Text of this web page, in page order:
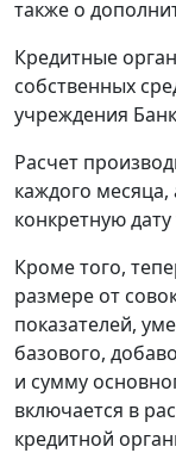
также о
Кредитные
собственных
учреждения
Расчет
каждого месяца,
конкретную
Кроме того,
размере от
показателей,
базового,
и сумму
включается в
кредитной